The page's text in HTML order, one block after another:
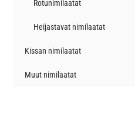
Rotunimilaatat
Heijastavat nimilaatat
Kissan nimilaatat
Muut nimilaatat